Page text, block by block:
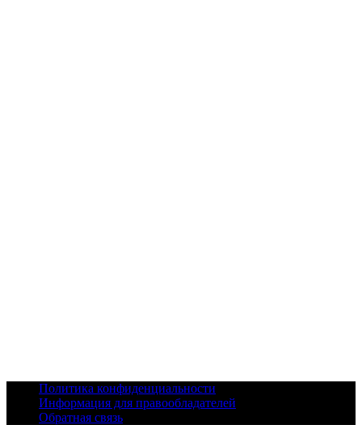
content
Политика конфиденциальности
Информация для правообладателей
Обратная связь